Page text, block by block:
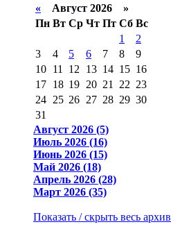
« Август 2026 »
Пн Вт Ср Чт Пт Сб Вс
1
2
3
4 5 6 7 8
9
10 11 12 13 14 15 16
17 18 19 20 21 22 23
24 25 26 27 28 29 30
31
Август 2026 (5)
Июль 2026 (16)
Июнь 2026 (15)
Май 2026 (18)
Апрель 2026 (28)
Март 2026 (35)
Показать / скрыть весь архив